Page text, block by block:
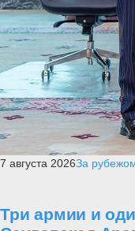
7 августа 2026За
Три армии и